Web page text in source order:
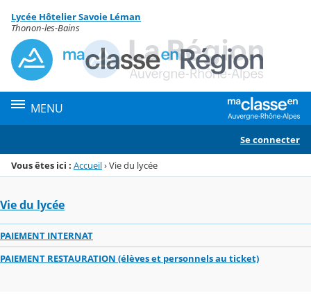
Menu de la rubrique
Contenu
Lycée Hôtelier Savoie Léman
Thonon-les-Bains
MENU
Se connecter
Vous êtes ici : Accueil›Vie du lycée
Vie du lycée
PAIEMENT INTERNAT
PAIEMENT RESTAURATION (élèves et personnels au ticket)